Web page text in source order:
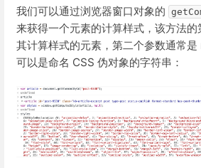
我们可以通过浏览器窗口对象的
来获得一个元素的计算样式，该方法
其计算样式的元素，第二个参数通常
可以是命名 CSS 伪对象的字符串：